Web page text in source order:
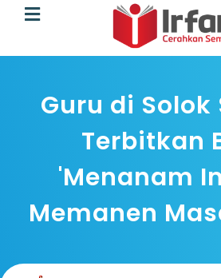
Guru di Solok
Terbitkan
'Menanam
Memanen